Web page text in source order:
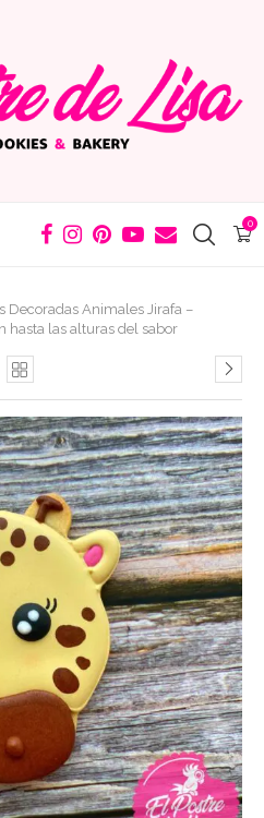
0
Decoradas Animales Jirafa –
hasta las alturas del sabor